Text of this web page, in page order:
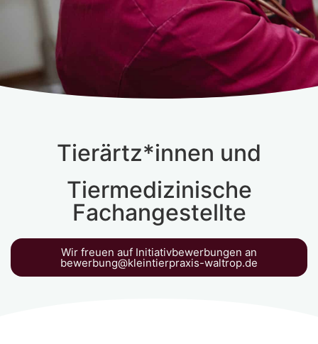
Tierärtz*innen und
Tiermedizinische
Fachangestellte
Wir freuen auf Initiativbewerbungen an
bewerbung@kleintierpraxis-waltrop.de